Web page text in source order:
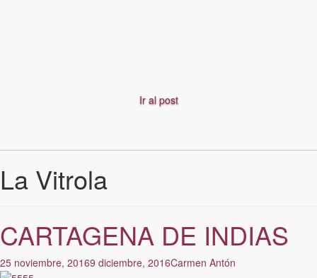
Ir al post
La Vitrola
CARTAGENA DE INDIAS
25 noviembre, 20169 diciembre, 2016Carmen Antón